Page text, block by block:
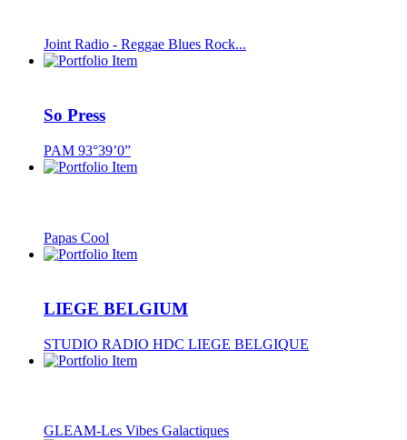
Joint Radio - Reggae Blues Rock...
So Press
PAM 93°39’0”
Papas Cool
LIEGE BELGIUM
STUDIO RADIO HDC LIEGE BELGIQUE
GLEAM-Les Vibes Galactiques